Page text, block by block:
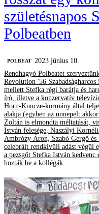
születésnapos
Polbeatben
‎POLBEAT 2023 június 10.
Rendhagyó Polbeatet
Revolution '56
mellett Stefka régi barátja és
író, illetve a konzervatív
Horn-Kuncze-kormány által
alakja (egyben az ünnepelt
Zoltán is elmondta méltatását,
István felesége, Naszályi
Ambrózy Áron, Szabó Gergő
celebrált rendkívüli adást végül
a pezsgőt Stefka István kedvenc
hozták be a kollégák.